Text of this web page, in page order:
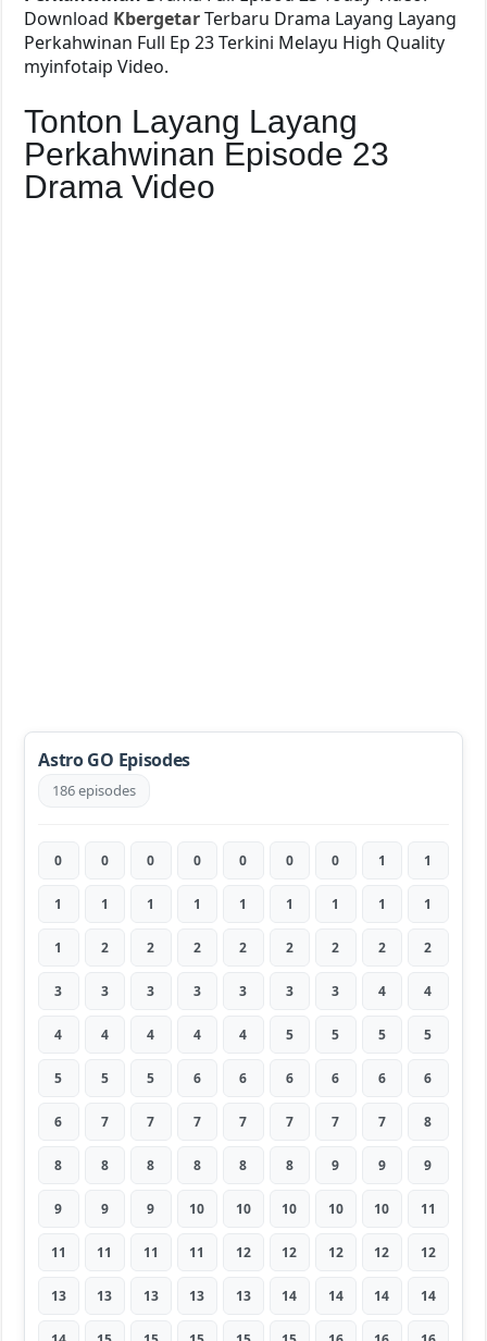
Download KbergetarTerbaru Drama Layang Layang
Perkahwinan Full Ep 23 Terkini Melayu High Quality
myinfotaip Video.
Tonton Layang Layang
Perkahwinan Episode 23
Drama Video
Astro GO Episodes
186 episodes
0 0 0 0 0 0 0 1 1
1 1 1 1 1 1 1 1 1
1 2 2 2 2 2 2 2 2
3 3 3 3 3 3 3 4 4
4 4 4 4 4 5 5 5 5
5 5 5 6 6 6 6 6 6
6 7 7 7 7 7 7 7 8
8 8 8 8 8 8 9 9 9
9 9 9 10 10 10 10 10 11
11 11 11 11 12 12 12 12 12
13 13 13 13 13 14 14 14 14